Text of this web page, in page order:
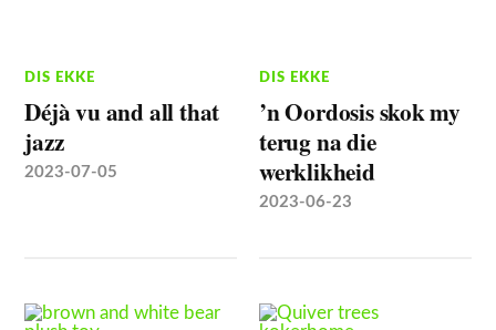
DIS EKKE
Déjà vu and all that
jazz
2023-07-05
DIS EKKE
’n Oordosis skok my
terug na die
werklikheid
2023-06-23